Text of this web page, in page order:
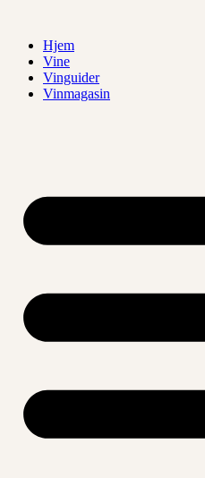
indholdHjem
Vine
Vinguider
Vinmagasin